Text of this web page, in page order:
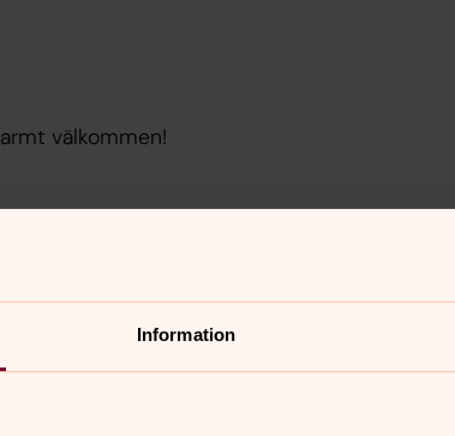
Information
välkommen!